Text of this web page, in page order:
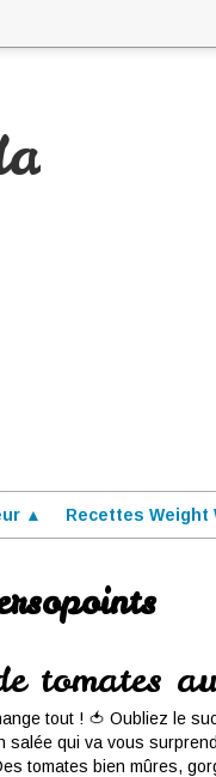
▲ Recettes Weight
tomates
tout ! 🍅 Oubliez le
salée qui va vous
tomates bien mûres,